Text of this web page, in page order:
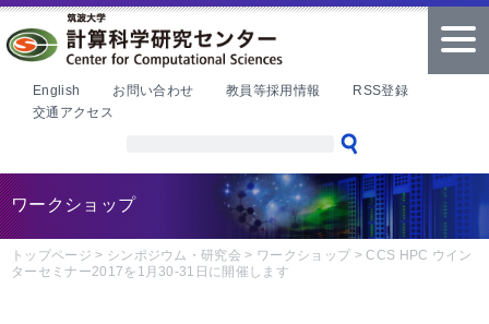
本文へ
English お問い合わせ 教員等採用情報
RSS登録
交通アクセス
ワークショップ
トップページ > シンポジウム・研究会 > ワークショップ >CCS HPC ウイン
ターセミナー2017を1月30-31日に開催します